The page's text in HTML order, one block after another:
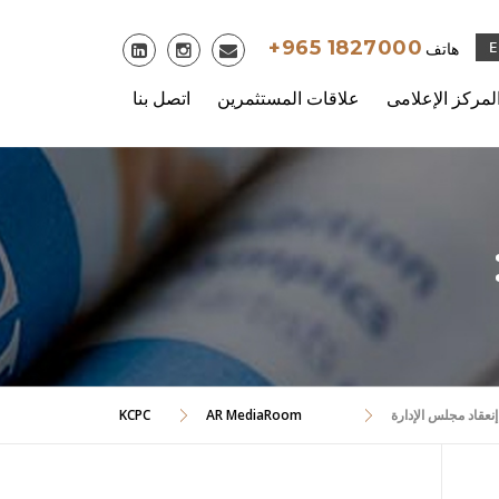
+965 1827000 هاتف
اتصل بنا علاقات المستثمرين الإعلامى
KCPC AR MediaRoom